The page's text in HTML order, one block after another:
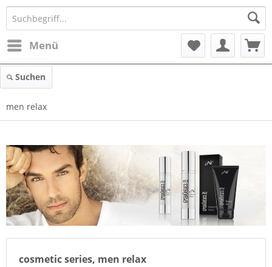
Menü
Suchen
men relax
cosmetic series, men relax